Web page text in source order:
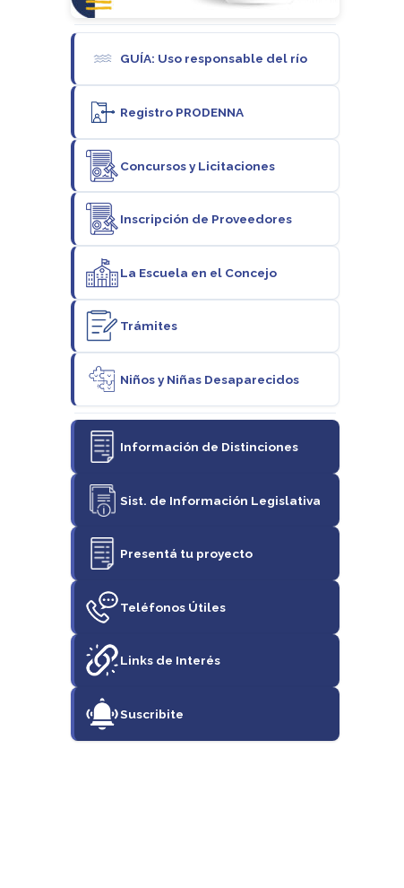
GUÍA: Uso responsable del río
Registro PRODENNA
Concursos y Licitaciones
Inscripción de Proveedores
La Escuela en el Concejo
Trámites
Niños y Niñas Desaparecidos
Información de Distinciones
Sist. de Información Legislativa
Presentá tu proyecto
Teléfonos Útiles
Links de Interés
Suscribite